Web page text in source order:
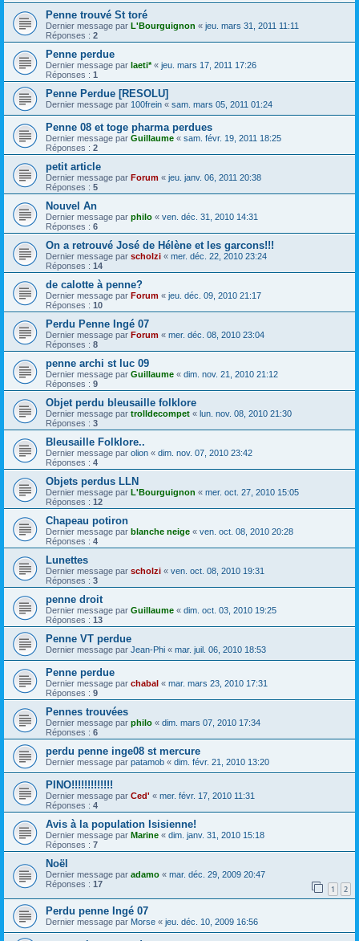
Penne trouvé St toré
Dernier message par L'Bourguignon « jeu. mars 31, 2011 11:11
Réponses : 2
Penne perdue
Dernier message par laeti*« jeu. mars 17, 2011 17:26
Réponses : 1
Penne Perdue [RESOLU]
Dernier message par 100frein « sam. mars 05, 2011 01:24
Penne 08 et toge pharma perdues
Dernier message par Guillaume « sam. févr. 19, 2011 18:25
Réponses : 2
petit article
Dernier message par Forum « jeu. janv. 06, 2011 20:38
Réponses : 5
Nouvel An
Dernier message par philo « ven. déc. 31, 2010 14:31
Réponses : 6
On a retrouvé José de Hélène et les garcons!!!
Dernier message par scholzi « mer. déc. 22, 2010 23:24
Réponses : 14
de calotte à penne?
Dernier message par Forum « jeu. déc. 09, 2010 21:17
Réponses : 10
Perdu Penne Ingé 07
Dernier message par Forum « mer. déc. 08, 2010 23:04
Réponses : 8
penne archi st luc 09
Dernier message par Guillaume « dim. nov. 21, 2010 21:12
Réponses : 9
Objet perdu bleusaille folklore
Dernier message par trolldecompet « lun. nov. 08, 2010 21:30
Réponses : 3
Bleusaille Folklore..
Dernier message par olion « dim. nov. 07, 2010 23:42
Réponses : 4
Objets perdus LLN
Dernier message par L'Bourguignon « mer. oct. 27, 2010 15:05
Réponses : 12
Chapeau potiron
Dernier message par blanche neige « ven. oct. 08, 2010 20:28
Réponses : 4
Lunettes
Dernier message par scholzi « ven. oct. 08, 2010 19:31
Réponses : 3
penne droit
Dernier message par Guillaume « dim. oct. 03, 2010 19:25
Réponses : 13
Penne VT perdue
Dernier message par Jean-Phi « mar. juil. 06, 2010 18:53
Penne perdue
Dernier message par chabal « mar. mars 23, 2010 17:31
Réponses : 9
Pennes trouvées
Dernier message par philo « dim. mars 07, 2010 17:34
Réponses : 6
perdu penne inge08 st mercure
Dernier message par patamob « dim. févr. 21, 2010 13:20
PINO!!!!!!!!!!!!!
Dernier message par Ced' « mer. févr. 17, 2010 11:31
Réponses : 4
Avis à la population Isisienne!
Dernier message par Marine « dim. janv. 31, 2010 15:18
Réponses : 7
Noël
Dernier message par adamo « mar. déc. 29, 2009 20:47
Réponses : 17 1 2
Perdu penne Ingé 07
Dernier message par Morse « jeu. déc. 10, 2009 16:56